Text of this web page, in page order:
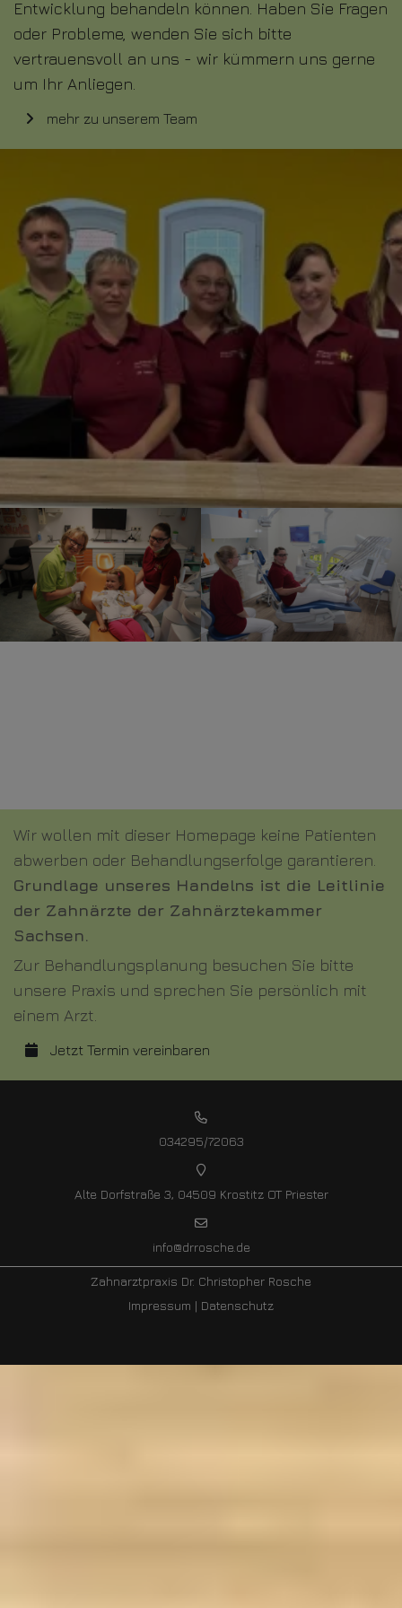
Entwicklung behandeln können. Haben Sie Fragen
oder Probleme, wenden Sie sich bitte
vertrauensvoll an uns - wir kümmern uns gerne
um Ihr Anliegen.
mehr zu unserem Team
Wir wollen mit dieser Homepage keine Patienten
abwerben oder Behandlungserfolge garantieren.
Grundlage unseres Handelns ist die Leitlinie
der Zahnärzte der Zahnärztekammer
Sachsen.
Zur Behandlungsplanung besuchen Sie bitte
unsere Praxis und sprechen Sie persönlich mit
einem Arzt.
Jetzt Termin vereinbaren
034295/72063
Alte Dorfstraße 3, 04509 Krostitz OT Priester
info@drrosche.de
Zahnarztpraxis Dr. Christopher Rosche
Impressum | Datenschutz